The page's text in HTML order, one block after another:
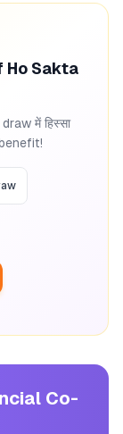
Ho Sakta
में हिस्सा
Co-